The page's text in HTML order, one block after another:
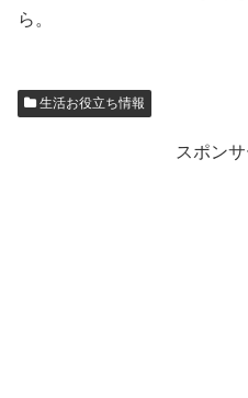
ら。
生活お役立ち情報
スポン